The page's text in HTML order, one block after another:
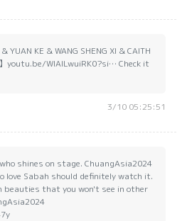
YUAN KE & WANG SHENG XI & CAITH
】youtu.be/WlAILwuiRK0?si… Check it
3/10 05:25:51
shines on stage. ChuangAsia2024
love Sabah should definitely watch it.
beauties that you won't see in other